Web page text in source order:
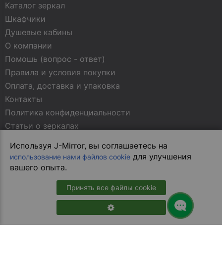
Используя J-Mirror, вы соглашаетесь на
использование нами файлов cookie для улучшения
вашего опыта.
Принять все файлы cookie
Каталог зеркал
Шкафчики
Душевые кабины
О компании
Помошь (вопрос - ответ)
Правила и условия покупки
Оплата, доставка и упаковка
Контакты
Политика конфиденциальности
Статьи о зеркалах
МЫ В СОЦСЕТЯХ
В магазин на сайте